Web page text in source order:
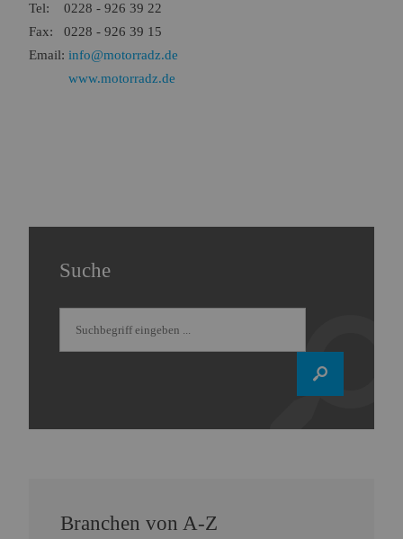
Tel: 0228 - 926 39 22
Fax: 0228 - 926 39 15
Email: info@motorradz.de
www.motorradz.de
Suche
Branchen von A-Z